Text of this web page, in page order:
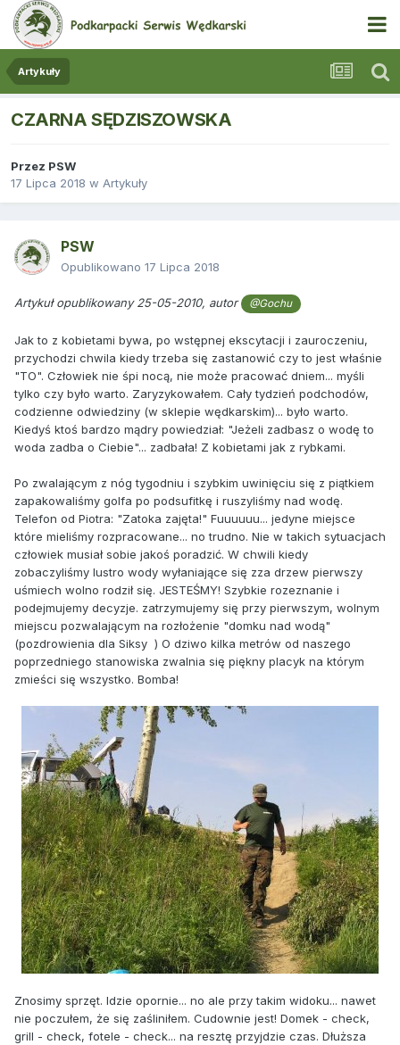
Artykuły
CZARNA SĘDZISZOWSKA
Przez PSW
17 Lipca 2018 w Artykuły
PSW
Opublikowano 17 Lipca 2018
Artykuł opublikowany 25-05-2010, autor @Gochu
Jak to z kobietami bywa, po wstępnej ekscytacji i zauroczeniu,
przychodzi chwila kiedy trzeba się zastanowić czy to jest właśnie
"TO". Człowiek nie śpi nocą, nie może pracować dniem... myśli
tylko czy było warto. Zaryzykowałem. Cały tydzień podchodów,
codzienne odwiedziny (w sklepie wędkarskim)... było warto.
Kiedyś ktoś bardzo mądry powiedział: "Jeżeli zadbasz o wodę to
woda zadba o Ciebie"... zadbała! Z kobietami jak z rybkami.
Po zwalającym z nóg tygodniu i szybkim uwinięciu się z piątkiem
zapakowaliśmy golfa po podsufitkę i ruszyliśmy nad wodę.
Telefon od Piotra: "Zatoka zajęta!" Fuuuuuu... jedyne miejsce
które mieliśmy rozpracowane... no trudno. Nie w takich sytuacjach
człowiek musiał sobie jakoś poradzić. W chwili kiedy
zobaczyliśmy lustro wody wyłaniające się zza drzew pierwszy
uśmiech wolno rodził się. JESTEŚMY! Szybkie rozeznanie i
podejmujemy decyzje. zatrzymujemy się przy pierwszym, wolnym
miejscu pozwalającym na rozłożenie "domku nad wodą"
(pozdrowienia dla Siksy ) O dziwo kilka metrów od naszego
poprzedniego stanowiska zwalnia się piękny placyk na którym
zmieści się wszystko. Bomba!
Znosimy sprzęt. Idzie opornie... no ale przy takim widoku... nawet
nie poczułem, że się zaśliniłem. Cudownie jest! Domek - check,
grill - check, fotele - check... na resztę przyjdzie czas. Dłuższa